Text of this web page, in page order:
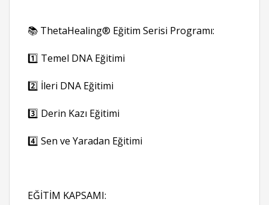
📚 ThetaHealing® Eğitim Serisi Programı:
1️⃣ Temel DNA Eğitimi
2️⃣ İleri DNA Eğitimi
3️⃣ Derin Kazı Eğitimi
4️⃣ Sen ve Yaradan Eğitimi
EĞİTİM KAPSAMI: